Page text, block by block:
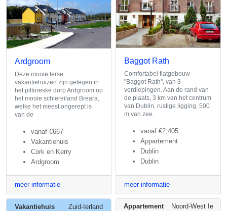
Ardgroom
Deze mooie Ierse
vakantiehuizen zijn gelegen in
het pittoreske dorp Ardgroom op
het mooie schiereiland Breara,
welke het meest ongerept is
van de
vanaf €667
Vakantiehuis
Cork en Kerry
Ardgroom
meer informatie
Baggot Rath
Comfortabel flatgebouw
"Baggot Rath", van 3
verdiepingen. Aan de rand van
de plaats, 3 km van het centrum
van Dublin, rustige ligging, 500
m van zee.
vanaf €2,405
Appartement
Dublin
Dublin
meer informatie
Vakantiehuis Zuid-Ierland Appartement Noord-West Ierland